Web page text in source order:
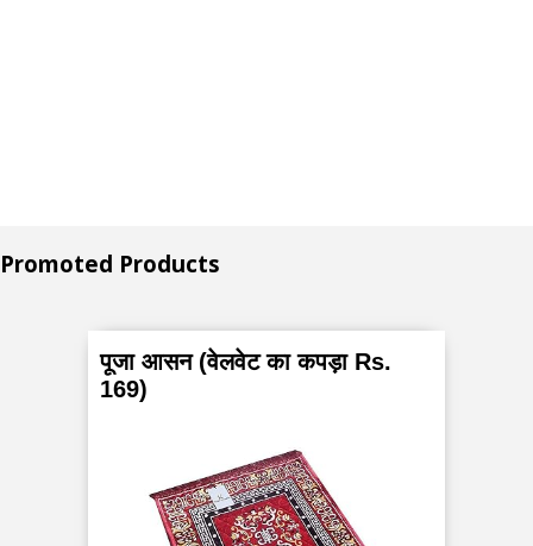
Promoted Products
पूजा आसन (वेलवेट का कपड़ा Rs.
169)